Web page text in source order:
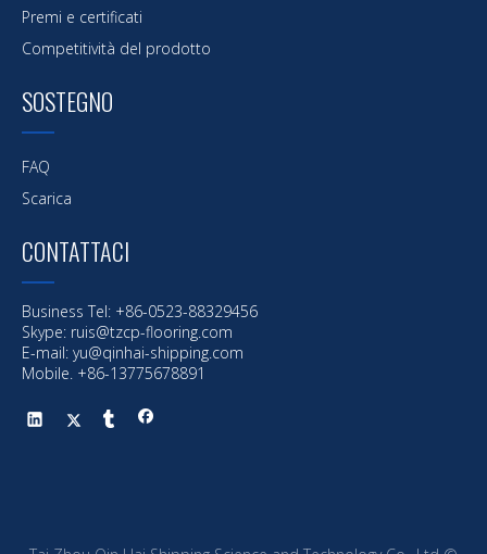
Premi e certificati
Competitività del prodotto
SOSTEGNO
FAQ
Scarica
CONTATTACI
Business Tel: +86-0523-88329456
Skype: ruis@tzcp-flooring.com
E-mail: yu@qinhai-shipping.com
Mobile. +86-13775678891